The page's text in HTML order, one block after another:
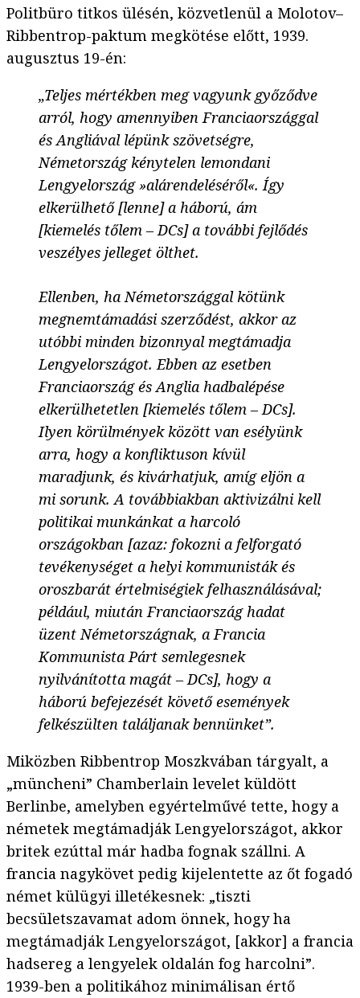
Politbüro titkos ülésén, közvetlenül a Molotov–
Ribbentrop-paktum megkötése előtt, 1939.
augusztus 19-én:
„Teljes mértékben meg vagyunk győződve
arról, hogy amennyiben Franciaországgal
és Angliával lépünk szövetségre,
Németország kénytelen lemondani
Lengyelország »alárendeléséről«.Így
elkerülhető [lenne] a háború, ám
[kiemelés tőlem – DCs] a további fejlődés
veszélyes jelleget ölthet.
Ellenben, ha Németországgal kötünk
megnemtámadási szerződést, akkor az
utóbbi minden bizonnyal megtámadja
Lengyelországot. Ebben az esetben
Franciaország és Anglia hadbalépése
elkerülhetetlen [kiemelés tőlem – DCs].
Ilyen körülmények között van esélyünk
arra, hogy a konfliktuson kívül
maradjunk, és kivárhatjuk, amíg eljön a
mi sorunk. A továbbiakban aktivizálni kell
politikai munkánkat a harcoló
országokban [azaz: fokozni a felforgató
tevékenységet a helyi kommunisták és
oroszbarát értelmiségiek felhasználásával;
például, miután Franciaország hadat
üzent Németországnak, a Francia
Kommunista Párt semlegesnek
nyilvánította magát – DCs], hogy a
háború befejezését követő események
felkészülten találjanak bennünket”.
Miközben Ribbentrop Moszkvában tárgyalt, a
„müncheni” Chamberlain levelet küldött
Berlinbe, amelyben egyértelművé tette, hogy a
németek megtámadják Lengyelországot, akkor
britek ezúttal már hadba fognak szállni. A
francia nagykövet pedig kijelentette az őt fogadó
német külügyi illetékesnek: „tiszti
becsületszavamat adom önnek, hogy ha
megtámadják Lengyelországot, [akkor] a francia
hadsereg a lengyelek oldalán fog harcolni”.
1939-ben a politikához minimálisan értő